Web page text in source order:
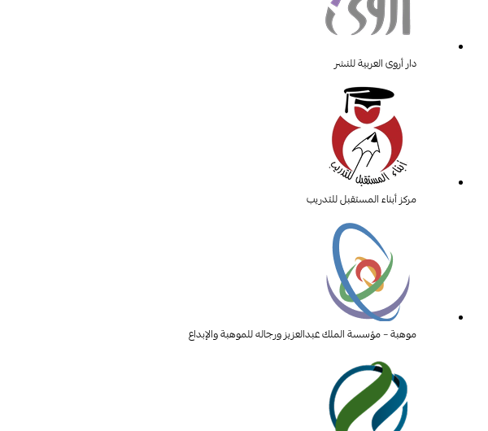
دار أروى العربية للنشر
مركز أبناء المستقبل للتدريب
موهبة – مؤسسة الملك عبدالعزيز ورجاله للموهبة والإبداع